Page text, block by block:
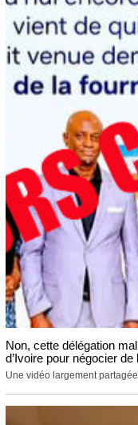
Non, cette délégation
d’Ivoire pour négocier de
Une vidéo largement